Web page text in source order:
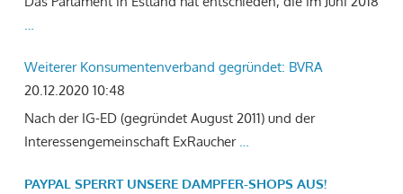
…
Weiterer Konsumentenverband gegründet: BVRA
20.12.2020 10:48
Nach der IG-ED (gegründet August 2011) und der
Interessengemeinschaft ExRaucher …
PAYPAL SPERRT UNSERE DAMPFER-SHOPS AUS!